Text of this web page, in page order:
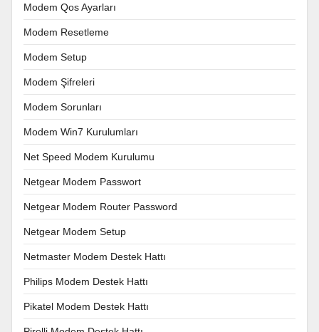
Modem Qos Ayarları
Modem Resetleme
Modem Setup
Modem Şifreleri
Modem Sorunları
Modem Win7 Kurulumları
Net Speed Modem Kurulumu
Netgear Modem Passwort
Netgear Modem Router Password
Netgear Modem Setup
Netmaster Modem Destek Hattı
Philips Modem Destek Hattı
Pikatel Modem Destek Hattı